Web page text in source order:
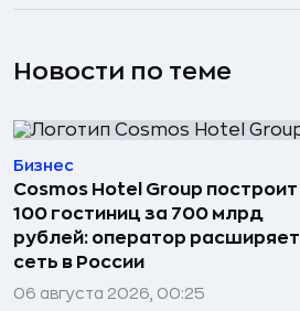
Новости по теме
Бизнес
Cosmos Hotel Group построит
100 гостиниц за 700 млрд
рублей: оператор расширяет
сеть в России
06 августа 2026, 00:25